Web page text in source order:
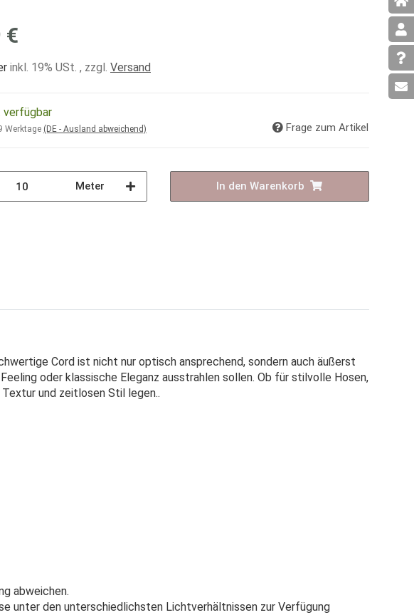
€
inkl. 19% USt. , zzgl. Versand
Werktage (DE - Ausland abweichend) Frage zum Artikel
Meter In den Warenkorb
Cord ist nicht nur optisch ansprechend, sondern auch äußerst
oder klassische Eleganz ausstrahlen sollen. Ob für stilvolle Hosen,
und zeitlosen Stil legen..
abweichen.
unter den unterschiedlichsten Lichtverhältnissen zur Verfügung